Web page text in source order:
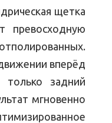
щетка
превосходную
вперёд
только задний
мгновенно